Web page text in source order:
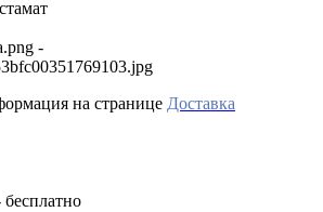
-
на странице Доставка